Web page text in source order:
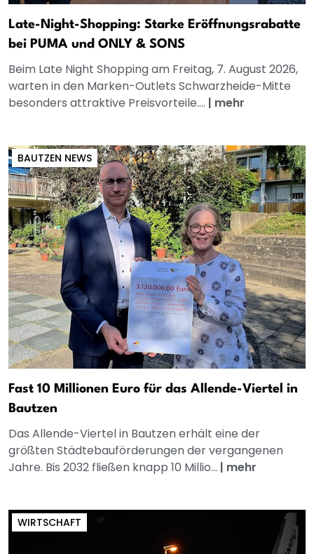
Late-Night-Shopping: Starke Eröffnungsrabatte
bei PUMA und ONLY & SONS
Beim Late Night Shopping am Freitag, 7. August 2026,
warten in den Marken-Outlets Schwarzheide-Mitte
besonders attraktive Preisvorteile.... | mehr
BAUTZEN NEWS
Fast 10 Millionen Euro für das Allende-Viertel in
Bautzen
Das Allende-Viertel in Bautzen erhält eine der
größten Städtebauförderungen der vergangenen
Jahre. Bis 2032 fließen knapp 10 Millio... | mehr
WIRTSCHAFT